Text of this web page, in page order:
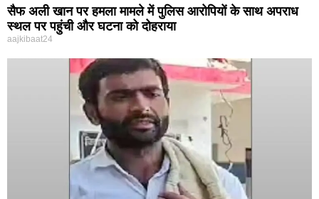
सैफ अली खान पर हमला मामले में पुलिस आरोपियों के साथ अपराध
स्थल पर पहुंची और घटना को दोहराया
aajkibaat24